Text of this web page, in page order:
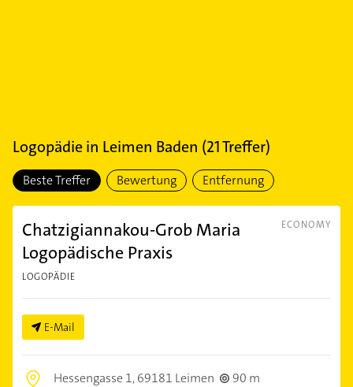
Logopädiein Leimen Baden (21Treffer)
Beste Treffer Bewertung Entfernung
ECONOMY
Chatzigiannakou-Grob Maria
Logopädische Praxis
LOGOPÄDIE
E-Mail
Hessengasse 1,69181 Leimen
90 m